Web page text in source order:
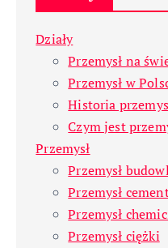
Działy
Przemysł na
Przemysł w
Historia
Czym jest
Przemysł
Przemysł
Przemysł
Przemysł
Przemysł ciężki